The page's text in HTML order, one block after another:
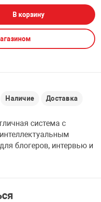
PCI АДАПТЕРЫ
USB
CD-DVD ДИСКИ
ЛЕНТА ДЛЯ
В корзину
Наличие Доставка
система с
блогеров, интервью и